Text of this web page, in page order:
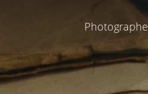
Photographe